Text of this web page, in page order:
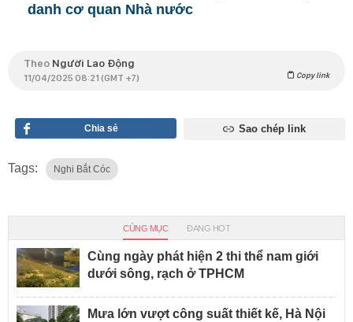
danh cơ quan Nhà nước
Theo Người Lao Động
11/04/2025 08:21 (GMT +7) Copy link
Chia sẻ Sao chép link
Tags: Nghi Bắt Cóc
CÙNG MỤC ĐANG HOT
Cùng ngày phát hiện 2 thi thể nam giới
dưới sông, rạch ở TPHCM
Mưa lớn vượt công suất thiết kế, Hà Nội